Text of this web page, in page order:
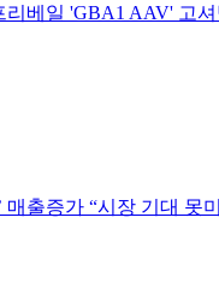
리베일 'GBA1 AAV' 고
매출증가 “시장 기대 못